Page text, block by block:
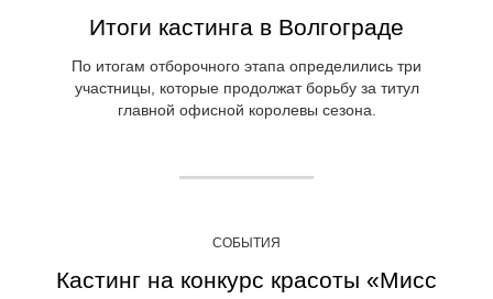
Итоги кастинга в Волгограде
По итогам отборочного этапа определились три
участницы, которые продолжат борьбу за титул
главной офисной королевы сезона.
СОБЫТИЯ
Кастинг на конкурс красоты «Мисс